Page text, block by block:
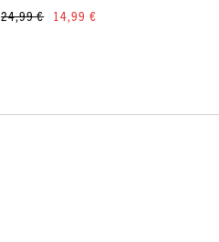
24,99 € 14,99 €